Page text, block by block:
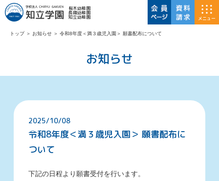
桜木幼稚園
長篠幼稚園
知立幼稚園 メニュー
トップ ＞ お知らせ ＞ 令和8年度＜満３歳児入園＞ 願書配布について
お知らせ
2025/10/08
令和8年度＜満３歳児入園＞ 願書配布に
ついて
下記の日程より願書受付を行います。